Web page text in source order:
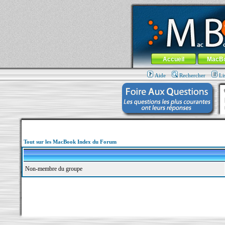
MacBook-fr.com : 100% Apple... 100%
Aller au contenu-Aller au menu
Menu général
Accueil
Aide Rechercher
Tout sur les MacBook Index du Forum
Non-membre du groupe